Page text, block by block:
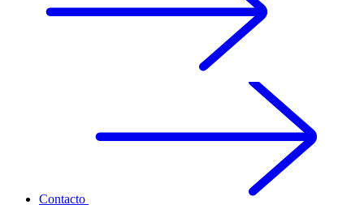
Contacto